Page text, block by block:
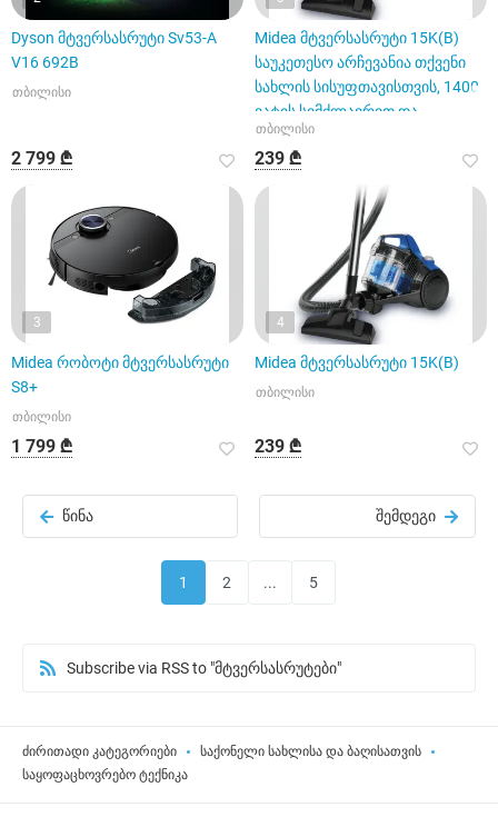
Dyson მტვერსასრუტი Sv53-A
V16 692B
თბილისი
2 799 ₾
Midea მტვერსასრუტი 15K(B)
საუკეთესო არჩევანია თქვენი
სახლის სისუფთავისთვის, 1400
ვატის სიმძლავრით და
თბილისი
239 ₾
3
Midea რობოტი მტვერსასრუტი
S8+
თბილისი
1 799 ₾
4
Midea მტვერსასრუტი 15K(B)
თბილისი
239 ₾
წინა შემდეგი
1 2 ... 5
Subscribe via RSS to "მტვერსასრუტები"
ძირითადი კატეგორიები
საქონელი სახლისა და ბაღისათვის
საყოფაცხოვრებო ტექნიკა